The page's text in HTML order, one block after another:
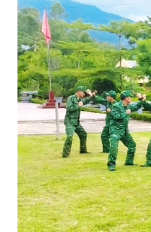
31/7/2026